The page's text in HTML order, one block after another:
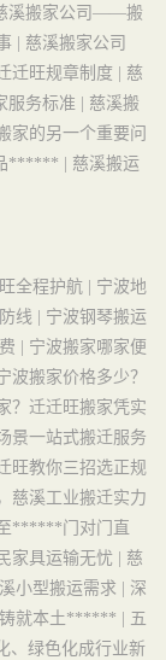
溪搬家公司——搬
| 慈溪搬家公司
迁旺规章制度 | 慈
服务标准 | 慈溪搬
家的另一个重要问
****** | 慈溪搬运
全程护航 | 宁波地
线 | 宁波钢琴搬运
| 宁波搬家哪家便
波搬家价格多少？
？迁迁旺搬家凭实
景一站式搬迁服务
旺教你三招选正规
慈溪工业搬迁实力
******门对门直
家具运输无忧 | 慈
小型搬运需求 | 深
就本土****** | 五
、绿色化成行业新